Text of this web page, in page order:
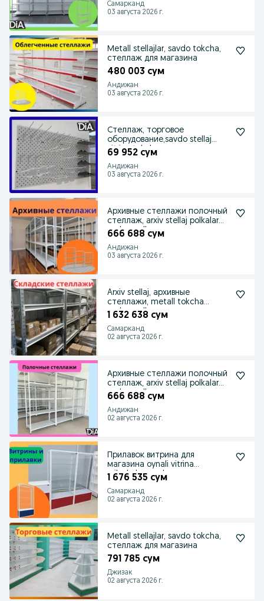
Самарканд
03 августа 2026 г.
Мetall stellajlar, savdo tokcha,
стеллаж для магазина
480 003 сум
Андижан
03 августа 2026 г.
Стеллаж, торговое
оборудование,savdo stellaj
vitrina tokcha
69 952 сум
Андижан
03 августа 2026 г.
Архивные стеллажи полочный
стеллаж, arxiv stellaj polkalar
ombor polka
666 688 сум
Андижан
03 августа 2026 г.
Arxiv stellaj, архивные
стеллажи, metall tokcha
ombor polka
1 632 638 сум
Самарканд
02 августа 2026 г.
Архивные стеллажи полочный
стеллаж, arxiv stellaj polkalar
ombor polka
666 688 сум
Андижан
02 августа 2026 г.
Прилавок витрина для
магазина oynali vitrina
prilavkalar savdo
1 676 535 сум
Самарканд
02 августа 2026 г.
Мetall stellajlar, savdo tokcha,
стеллаж для магазина
791 785 сум
Джизак
02 августа 2026 г.